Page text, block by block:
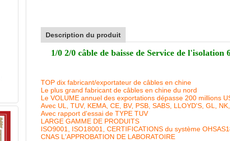
Description du produit
1/0 2/0 câble de baisse de Service de
TOP dix fabricant/exportateur de câbles en chine
Le plus grand fabricant de câbles en chine du nord
Le VOLUME annuel des exportations dépasse 200 millions
Avec UL, TUV, KEMA, CE, BV, PSB, SABS, LLOYD'S, GL,
Avec rapport d'essai de TYPE TUV
LARGE GAMME DE PRODUITS
ISO9001, ISO18001, CERTIFICATIONS du système
CNAS L'APPROBATION DE LABORATOIRE